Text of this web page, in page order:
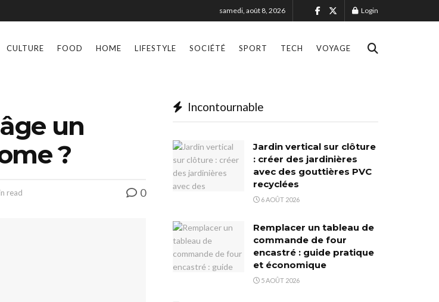
samedi, août 8, 2026 Login
CULTURE FOOD HOME LIFESTYLE SOCIÉTÉ SPORT TECH VOYAGE
un
?
read 0
Incontournable
Jardin vertical sur clôture
: créer des jardinières
avec des gouttières PVC
recyclées
6 AOÛT 2026
Remplacer un tableau de
commande de four
encastré : guide pratique
et économique
5 AOÛT 2026